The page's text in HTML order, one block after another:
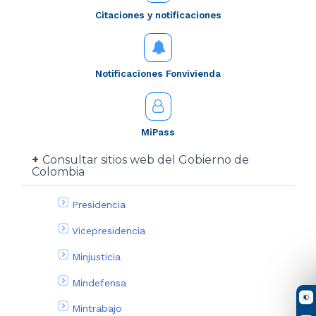
Citaciones y notificaciones
Notificaciones Fonvivienda
MiPass
Consultar sitios web del Gobierno de
Colombia
Presidencia
Vicepresidencia
Minjusticia
Mindefensa
Mintrabajo